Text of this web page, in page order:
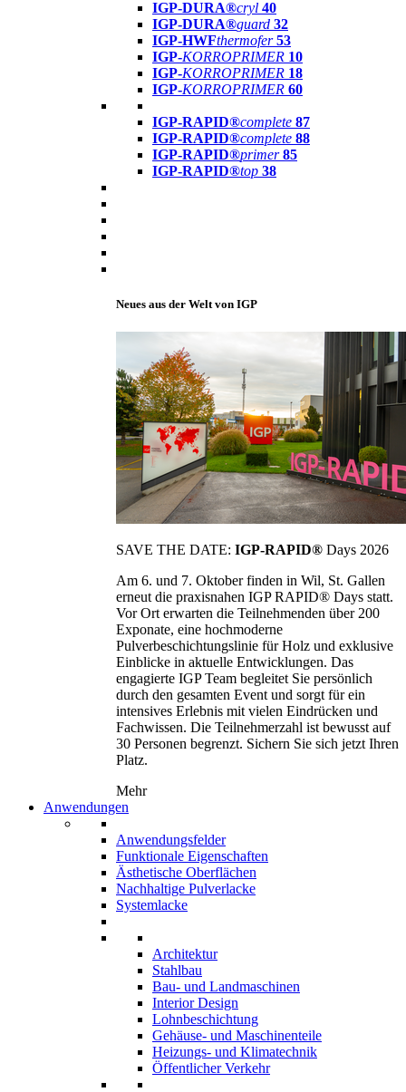
IGP-DURA®cryl 40
IGP-DURA®guard 32
IGP-HWFthermofer 53
IGP-KORROPRIMER 10
IGP-KORROPRIMER 18
IGP-KORROPRIMER 60
IGP-RAPID®complete 87
IGP-RAPID®complete 88
IGP-RAPID®primer 85
IGP-RAPID®top 38
Neues aus der Welt von IGP
SAVE THE DATE: IGP-RAPID® Days 2026
Am 6. und 7. Oktober finden in Wil, St. Gallen
erneut die praxisnahen IGP RAPID® Days statt.
Vor Ort erwarten die Teilnehmenden über 200
Exponate, eine hochmoderne
Pulverbeschichtungslinie für Holz und exklusive
Einblicke in aktuelle Entwicklungen. Das
engagierte IGP Team begleitet Sie persönlich
durch den gesamten Event und sorgt für ein
intensives Erlebnis mit vielen Eindrücken und
Fachwissen. Die Teilnehmerzahl ist bewusst auf
30 Personen begrenzt. Sichern Sie sich jetzt Ihren
Platz.
Mehr
Anwendungen
Anwendungsfelder
Funktionale Eigenschaften
Ästhetische Oberflächen
Nachhaltige Pulverlacke
Systemlacke
Architektur
Stahlbau
Bau- und Landmaschinen
Interior Design
Lohnbeschichtung
Gehäuse- und Maschinenteile
Heizungs- und Klimatechnik
Öffentlicher Verkehr